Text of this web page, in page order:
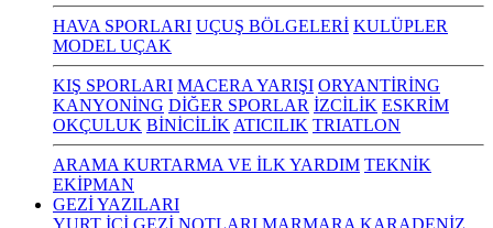
HAVA SPORLARI UÇUŞ BÖLGELERİ KULÜPLER
MODEL UÇAK
KIŞ SPORLARI MACERA YARIŞI ORYANTİRİNG
KANYONİNG DİĞER SPORLAR İZCİLİK ESKRİM
OKÇULUK BİNİCİLİK ATICILIK TRIATLON
ARAMA KURTARMA VE İLK YARDIM TEKNİK
EKİPMAN
GEZİ YAZILARI
YURT İÇİ GEZİ NOTLARI MARMARA KARADENİZ